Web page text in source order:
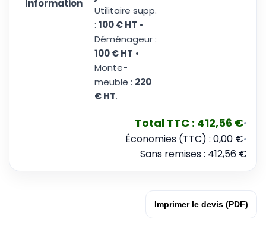
Information
Utilitaire supp.
: 100 € HT •
Déménageur :
100 € HT •
Monte-
meuble : 220
€ HT.
Total TTC : 412,56 €•
Économies (TTC) : 0,00 €•
Sans remises : 412,56 €
Imprimer le devis (PDF)